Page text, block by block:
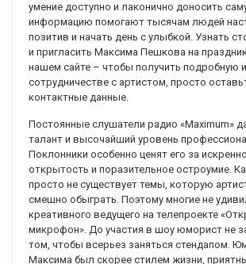
умение доступно и лаконично доносить
информацию помогают тысячам людей
позитив и начать день с улыбкой. Узнать
и пригласить Максима Пешкова на
нашем сайте – чтобы получить подробную
сотрудничестве с артистом, просто
контактные данные.
Постоянные слушатели радио «Maximum»
талант и высочайший уровень
Поклонники особенно ценят его за
открытость и поразительное остроумие.
просто не существует темы, которую
смешно обыграть. Поэтому многие не
креативного ведущего на телепроекте
микрофон». До участия в шоу юморист не
том, чтобы всерьез заняться стендапом.
Максима был скорее стилем жизни,